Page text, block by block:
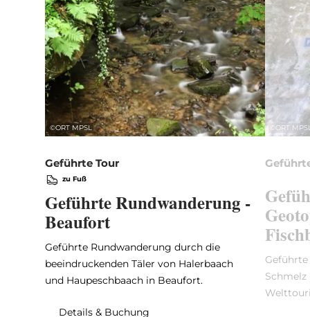
©ORT MPSL
Geführte Tour
zu Fuß
Geführte Rundwanderung -
Beaufort
Geführte Rundwanderung durch die
beeindruckenden Täler von Halerbaach
und Haupeschbaach in Beaufort.
Details & Buchung
ORT